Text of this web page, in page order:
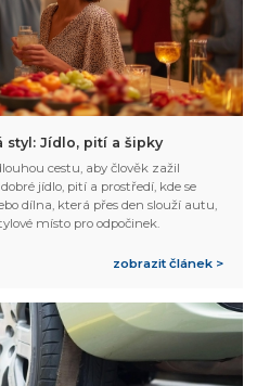
styl: Jídlo, pití a šipky
cestu, aby člověk zažil
jídlo, pití a prostředí, kde se
dílna, která přes den slouží autu,
místo pro odpočinek.
zobrazit článek >